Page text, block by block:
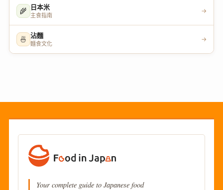
🌾 日本米
主食指南
→
🍜 沾麵
麵食文化
→
Your complete guide to Japanese food